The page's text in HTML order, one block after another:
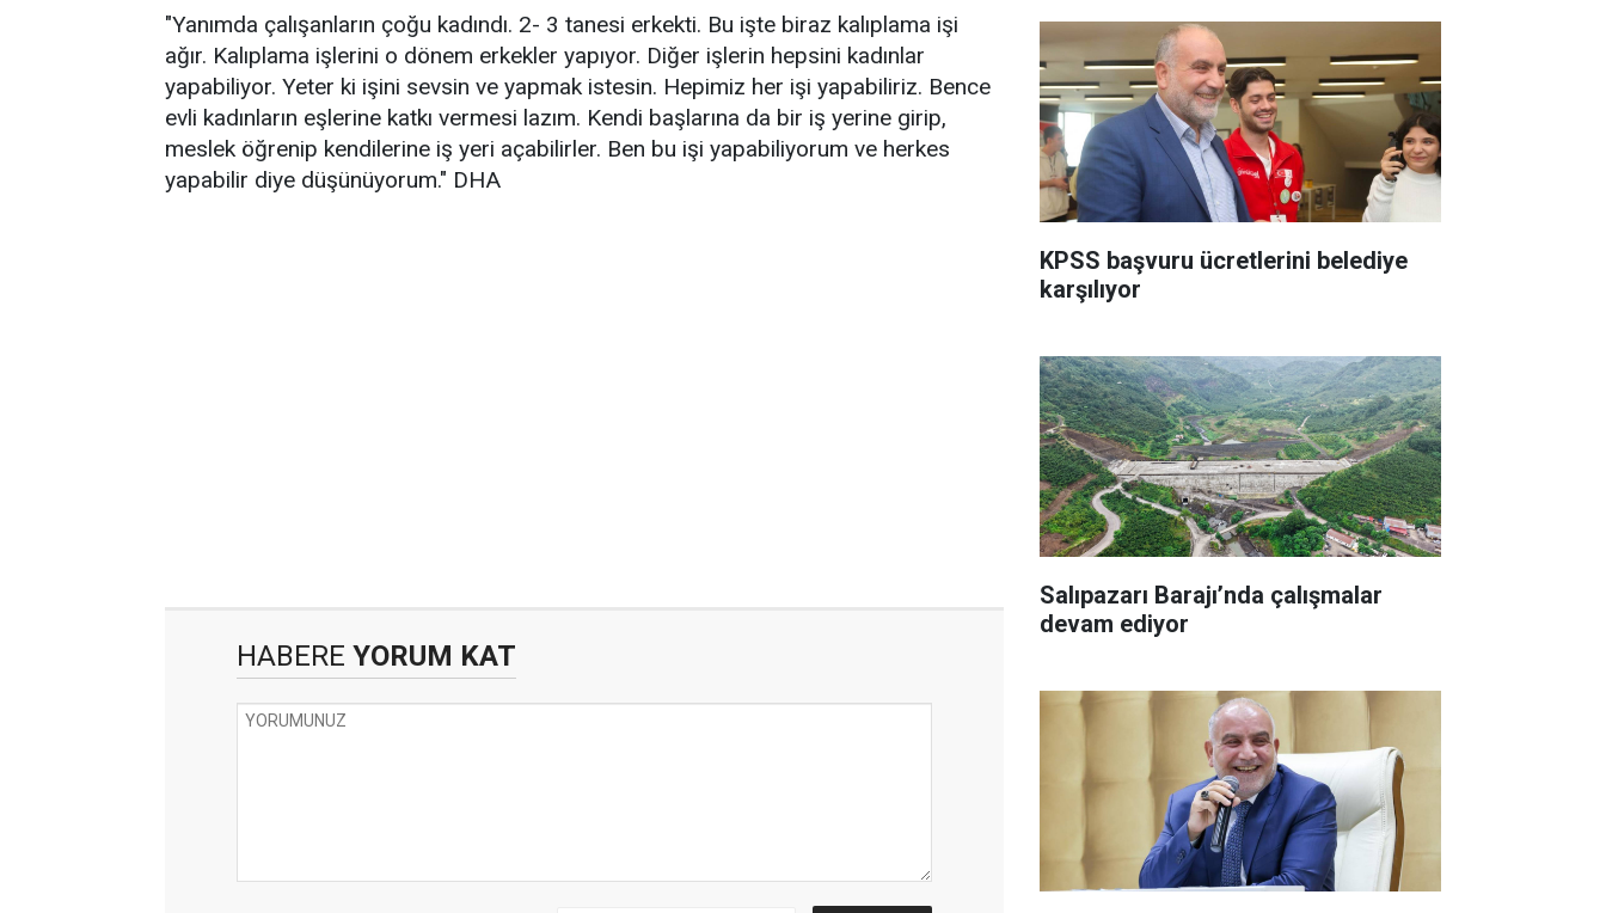
"Yanımda çalışanların çoğu kadındı. 2- 3 tanesi erkekti. Bu işte biraz kalıplama işi
ağır. Kalıplama işlerini o dönem erkekler yapıyor. Diğer işlerin hepsini kadınlar
yapabiliyor. Yeter ki işini sevsin ve yapmak istesin. Hepimiz her işi yapabiliriz. Bence
evli kadınların eşlerine katkı vermesi lazım. Kendi başlarına da bir iş yerine girip,
meslek öğrenip kendilerine iş yeri açabilirler. Ben bu işi yapabiliyorum ve herkes
yapabilir diye düşünüyorum." DHA
HABERE YORUM KAT
KPSS başvuru ücretlerini belediye
karşılıyor
Salıpazarı Barajı’nda çalışmalar
devam ediyor